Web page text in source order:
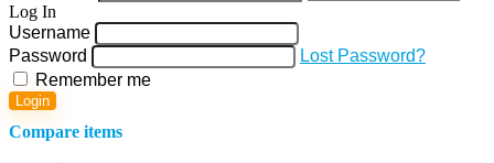
Log In
Username
Password
Lost Password?
Remember me
Login
Compare items